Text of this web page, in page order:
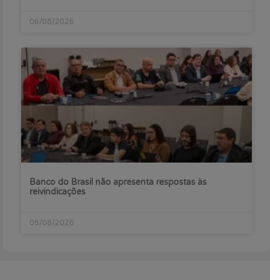
06/08/2026
Banco do Brasil não apresenta respostas às
reivindicações
05/08/2026